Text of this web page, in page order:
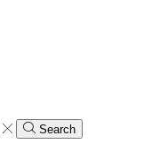
Search